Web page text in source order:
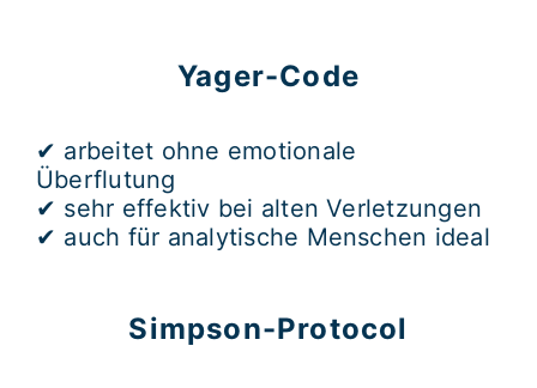
Yager-Code
✔ arbeitet ohne emotionale
Überflutung
✔ sehr effektiv bei alten Verletzungen
✔ auch für analytische Menschen ideal
Simpson-Protocol